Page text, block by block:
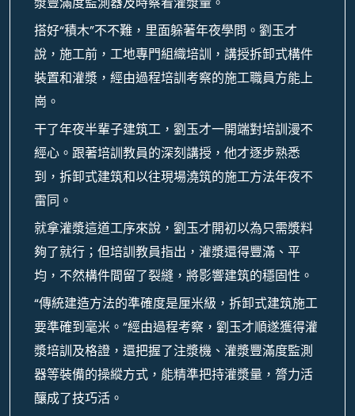
搭好“積木”不不難，里面躲著年夜學問。劉玉才
說，施工前，工地專門組織培訓，講授拆卸式構件
裝置和灌漿，經由過程培訓考察的施工職員方能上
崗。
干了年夜半輩子建筑工，劉玉才一開端對培訓漫不
經心。跟著培訓教員的深刻講授，他才逐步熟悉
到，拆卸式建筑和以往現場澆筑的施工方法年夜不
雷同。
就拿灌漿這道工序來說，劉玉才開初以為只需漿料
夠了就行；但培訓教員指出，灌漿還得豐滿、平
均，不然構件間留了裂縫，將影響建筑的穩固性。
“傳統建造方法的準確度是厘米級，拆卸式建筑施工
要準確到毫米。”經由過程考察，劉玉才順遂獲得灌
漿培訓及格證，還把握了注漿機、灌漿豐滿度監測
器等裝備的操縱方式，能精準把持灌漿量，膂力活
釀成了技巧活。